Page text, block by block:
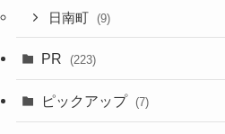
日南町 (9)
PR (223)
ピックアップ (7)